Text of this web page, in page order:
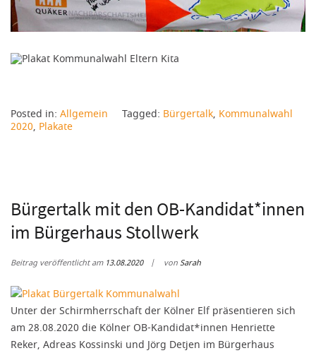
Posted in: Allgemein Tagged: Bürgertalk, Kommunalwahl
2020, Plakate
Bürgertalk mit den OB-Kandidat*innen
im Bürgerhaus Stollwerk
Beitrag veröffentlicht am 13.08.2020 vonSarah
Unter der Schirmherrschaft der Kölner Elf präsentieren sich
am 28.08.2020 die Kölner OB-Kandidat*innen Henriette
Reker, Adreas Kossinski und Jörg Detjen im Bürgerhaus